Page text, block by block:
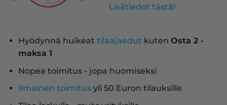
Lisätiedot tästä!
Hyödynnä huikeat tilaajaedut kuten Osta 2 -
maksa 1
Nopea toimitus - jopa huomiseksi
Ilmainen toimitusyli 50 Euron tilauksille